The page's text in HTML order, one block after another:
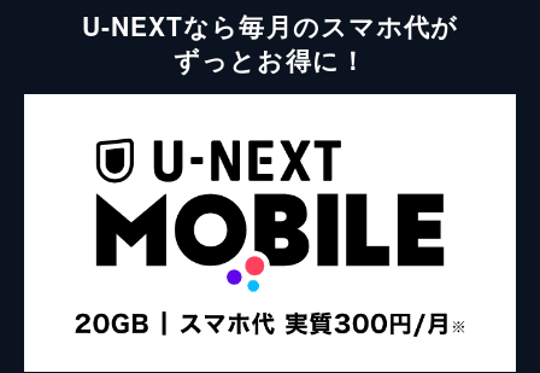
U-NEXTなら毎月のスマホ代が
ずっとお得に！